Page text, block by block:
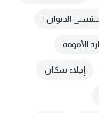
الديوان ا
الأمومة
إجلاء سكان